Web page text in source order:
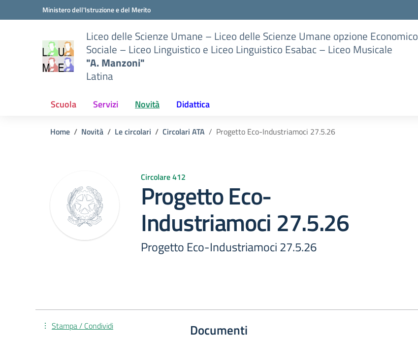
Vai ai contenuti
Vai al menu di navigazioneMinistero dell'Istruzione e del Merito
Liceo delle Scienze Umane – Liceo delle Scienze Umane opzione Economico
Sociale – Liceo Linguistico e Liceo Linguistico Esabac – Liceo Musicale
"A. Manzoni"
Latina
Scuola Servizi Novità Didattica
Home Novità Le circolari Circolari ATA Progetto Eco-Industriamoci 27.5.26
Circolare 412
Progetto Eco-
Industriamoci 27.5.26
Progetto Eco-Industriamoci 27.5.26
Documenti
Stampa / Condividi